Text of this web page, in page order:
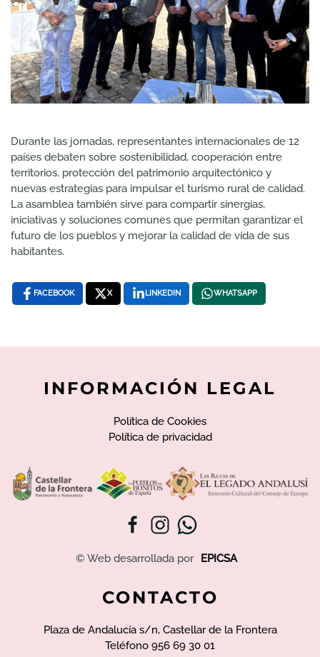
Durante las jornadas, representantes internacionales de 12
países debaten sobre sostenibilidad, cooperación entre
territorios, protección del patrimonio arquitectónico y
nuevas estrategias para impulsar el turismo rural de calidad.
La asamblea también sirve para compartir sinergias,
iniciativas y soluciones comunes que permitan garantizar el
futuro de los pueblos y mejorar la calidad de vida de sus
habitantes.
FACEBOOK X LINKEDIN WHATSAPP
INFORMACIÓN LEGAL
Política de Cookies
Política de privacidad
© Web desarrollada por EPICSA
CONTACTO
Plaza de Andalucía s/n, Castellar de la Frontera
Teléfono 956 69 30 01